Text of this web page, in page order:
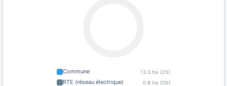
Commune 13.3 ha (2%)
RTE (réseau électrique) 0.8 ha (0%)